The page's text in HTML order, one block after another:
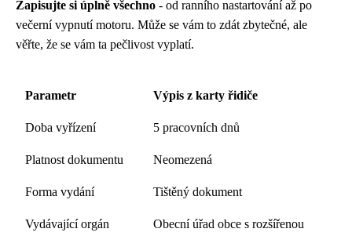
Zapisujte si úplně všechno - od ranního nastartování až po
večerní vypnutí motoru. Může se vám to zdát zbytečné, ale
věřte, že se vám ta pečlivost vyplatí.
Parametr Výpis z karty řidiče
Doba vyřízení 5 pracovních dnů
Platnost dokumentu Neomezená
Forma vydání Tištěný dokument
Vydávající orgán
Obecní úřad obce s rozšířenou